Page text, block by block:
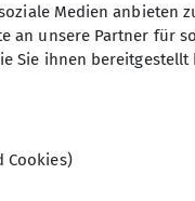
Medien anbieten
unsere Partner für
Sie ihnen
Cookies)